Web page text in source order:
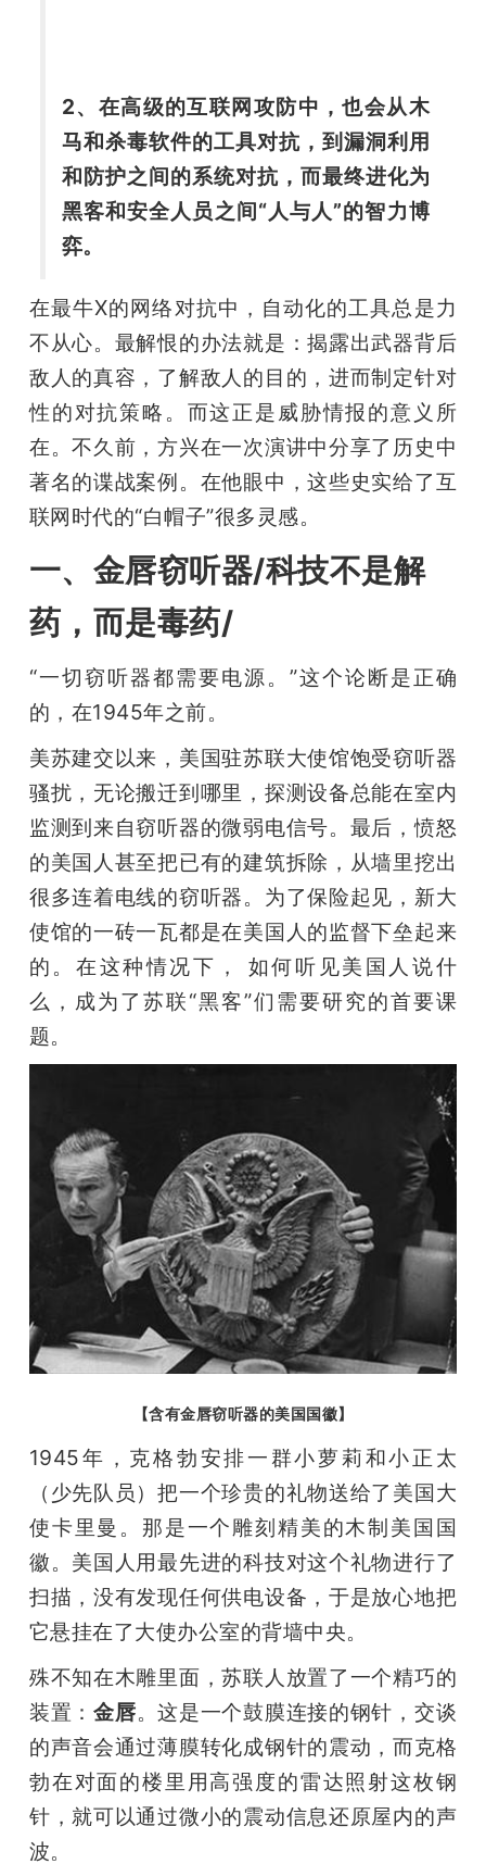
机
2、在高级的互联网攻防中，也会从木
马和杀毒软件的工具对抗，到漏洞利用
和防护之间的系统对抗，而最终进化为
黑客和安全人员之间“人与人”的智力博
弈。
在最牛X的网络对抗中，自动化的工具总是力
不从心。最解恨的办法就是：揭露出武器背后
敌人的真容，了解敌人的目的，进而制定针对
性的对抗策略。而这正是威胁情报的意义所
在。不久前，方兴在一次演讲中分享了历史中
著名的谍战案例。在他眼中，这些史实给了互
联网时代的“白帽子”很多灵感。
一、金唇窃听器/科技不是解
药，而是毒药/
“一切窃听器都需要电源。”这个论断是正确
的，在1945年之前。
美苏建交以来，美国驻苏联大使馆饱受窃听器
骚扰，无论搬迁到哪里，探测设备总能在室内
监测到来自窃听器的微弱电信号。最后，愤怒
的美国人甚至把已有的建筑拆除，从墙里挖出
很多连着电线的窃听器。为了保险起见，新大
使馆的一砖一瓦都是在美国人的监督下垒起来
的。在这种情况下， 如何听见美国人说什
么，成为了苏联“黑客”们需要研究的首要课
题。
【含有金唇窃听器的美国国徽】
1945年，克格勃安排一群小萝莉和小正太
（少先队员）把一个珍贵的礼物送给了美国大
使卡里曼。那是一个雕刻精美的木制美国国
徽。美国人用最先进的科技对这个礼物进行了
扫描，没有发现任何供电设备，于是放心地把
它悬挂在了大使办公室的背墙中央。
殊不知在木雕里面，苏联人放置了一个精巧的
装置：金唇。这是一个鼓膜连接的钢针，交谈
的声音会通过薄膜转化成钢针的震动，而克格
勃在对面的楼里用高强度的雷达照射这枚钢
针，就可以通过微小的震动信息还原屋内的声
波。